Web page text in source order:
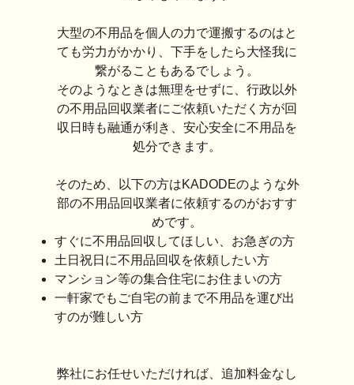
大型の不用品を個人の力で運搬するのはと
ても労力がかかり、下手をしたら大怪我に
繋がることもあるでしょう。
そのようなときは無理をせずに、行政以外
の不用品回収業者にご依頼いただく方が回
収日時も融通が利き、安心安全に不用品を
処分できます。
そのため、以下の方はKADODEのような外
部の不用品回収業者に依頼するのがおすす
めです。
すぐに不用品回収してほしい、お急ぎの方
土日祝日に不用品回収を依頼したい方
マンション等の集合住宅にお住まいの方
一軒家でもご自宅の前まで不用品を運び出
すのが難しい方
弊社にお任せいただければ、追加料金なし